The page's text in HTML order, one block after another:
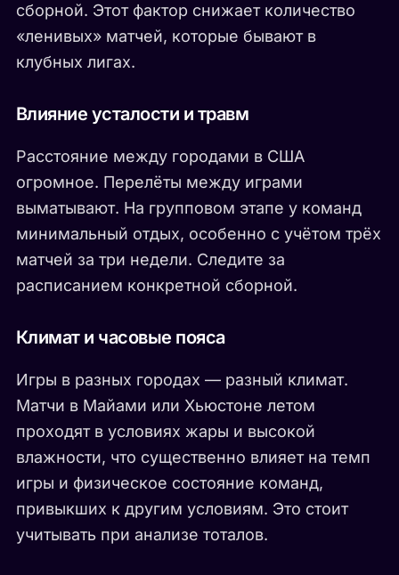
сборной. Этот фактор снижает количество
«ленивых» матчей, которые бывают в
клубных лигах.
Влияние усталости и травм
Расстояние между городами в США
огромное. Перелёты между играми
выматывают. На групповом этапе у команд
минимальный отдых, особенно с учётом трёх
матчей за три недели. Следите за
расписанием конкретной сборной.
Климат и часовые пояса
Игры в разных городах — разный климат.
Матчи в Майами или Хьюстоне летом
проходят в условиях жары и высокой
влажности, что существенно влияет на темп
игры и физическое состояние команд,
привыкших к другим условиям. Это стоит
учитывать при анализе тоталов.